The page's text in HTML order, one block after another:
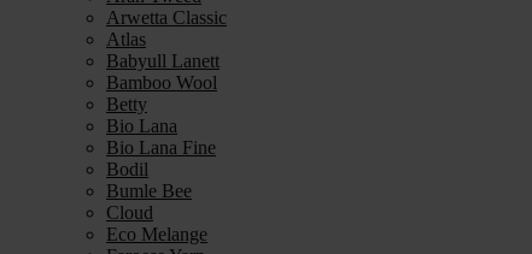
Arwetta Classic
Atlas
Babyull Lanett
Bamboo Wool
Betty
Bio Lana
Bio Lana Fine
Bodil
Bumle Bee
Cloud
Eco Melange